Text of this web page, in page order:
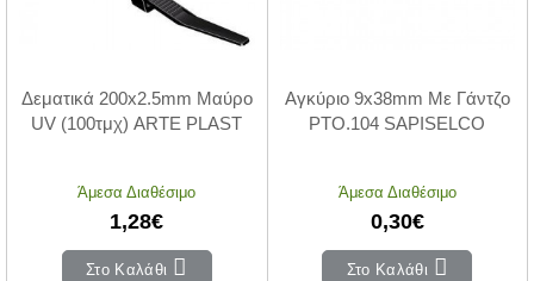
Δεματικά 200x2.5mm Μαύρο
UV (100τμχ) ARTE PLAST
Άμεσα Διαθέσιμο
1,28€
Στο Καλάθι
Αγκύριο 9x38mm Με Γάντζο
PTO.104 SAPISELCO
Άμεσα Διαθέσιμο
0,30€
Στο Καλάθι